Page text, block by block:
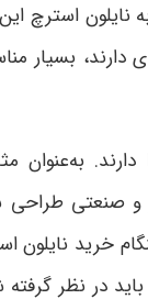
استرچ
بسیار
طراحی
خرید نایلون
در نظر گرفته